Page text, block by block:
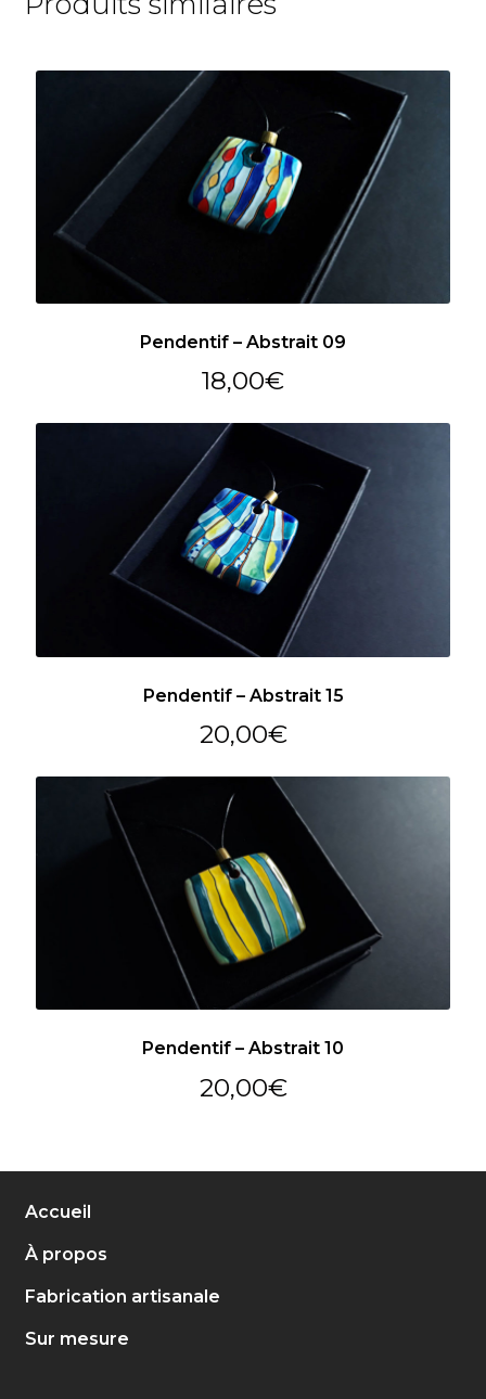
Pendentif – Abstrait 09
18,00€
Pendentif – Abstrait 15
20,00€
Pendentif – Abstrait 10
20,00€
Accueil
À propos
Fabrication artisanale
Sur mesure